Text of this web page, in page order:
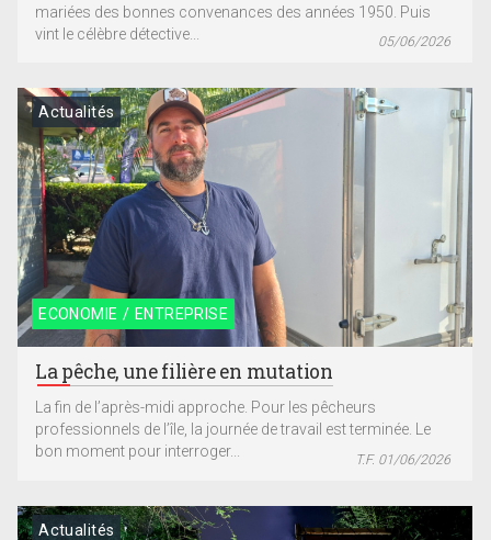
mariées des bonnes convenances des années 1950. Puis
vint le célèbre détective...
05/06/2026
ECONOMIE / ENTREPRISE
Actualités
La pêche, une filière en mutation
La fin de l’après-midi approche. Pour les pêcheurs
professionnels de l’île, la journée de travail est terminée. Le
bon moment pour interroger...
T.F. 01/06/2026
Actualités